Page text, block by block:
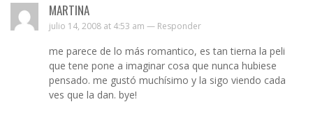
MARTINA
julio 14, 2008 at 4:53 am — Responder
me parece de lo más romantico, es tan tierna la peli
que tene pone a imaginar cosa que nunca hubiese
pensado. me gustó muchísimo y la sigo viendo cada
ves que la dan. bye!